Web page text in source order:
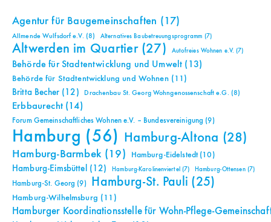
Agentur für Baugemeinschaften (17)
Allmende Wulfsdorf e.V. (8) Alternatives Baubetreuungsprogramm (7)
Altwerden im Quartier(27) Autofreies Wohnen e.V. (7)
Behörde für Stadtentwicklung und Umwelt (13)
Behörde für Stadtentwicklung und Wohnen(11)
Britta Becher(12) Drachenbau St. Georg Wohngenossenschaft e.G. (8)
Erbbaurecht(14)
Forum Gemeinschaftliches Wohnen e.V. – Bundesvereinigung (9)
Hamburg (56) Hamburg-Altona (28)
Hamburg-Barmbek(19) Hamburg-Eidelstedt(10)
Hamburg-Eimsbüttel (12) Hamburg-Karolinenviertel (7) Hamburg-Ottensen(7)
Hamburg-St. Georg (9) Hamburg-St. Pauli (25)
Hamburg-Wilhelmsburg (11)
Hamburger Koordinationsstelle für Wohn-Pflege-